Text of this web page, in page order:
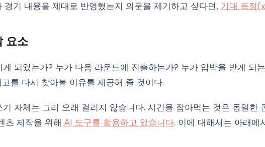
경기 내용을 제대로 반영했는지 의문을 제기하고 싶다면, 기대 득점
요소
되었는가? 누가 다음 라운드에 진출하는가? 누가 압박을 받게 되
를 다시 찾아볼 이유를 제공해 줄 것이다.
자체는 그리 오래 걸리지 않습니다. 시간을 잡아먹는 것은 동일
츠 제작을 위해 AI 도구를 활용하고 있습니다. 이에 대해서는 아래에